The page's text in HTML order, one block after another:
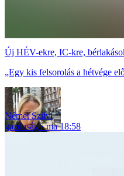
Új HÉV-ekre, IC-kre,
„Egy kis felsorolás a hétvége
Német Szilvi
gazdaság
ma 18:58